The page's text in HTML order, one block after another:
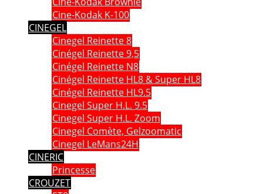
Cine-Kodak K-100
CINEGEL
Cinegel Reinette 8
Cinégel Reinette 9,5
Cinégel Reinette N8
Cinégel Reinette HL8 & Super HL8
Cinégel Reinette HL9.5
Cinegel Super H.L. 9.5
Cinegel Super H.L. Zoom
Cinegel Comète, Gelzoomatic
Cinegel LeMans24H
CINERIC
Princesse
CROUZET